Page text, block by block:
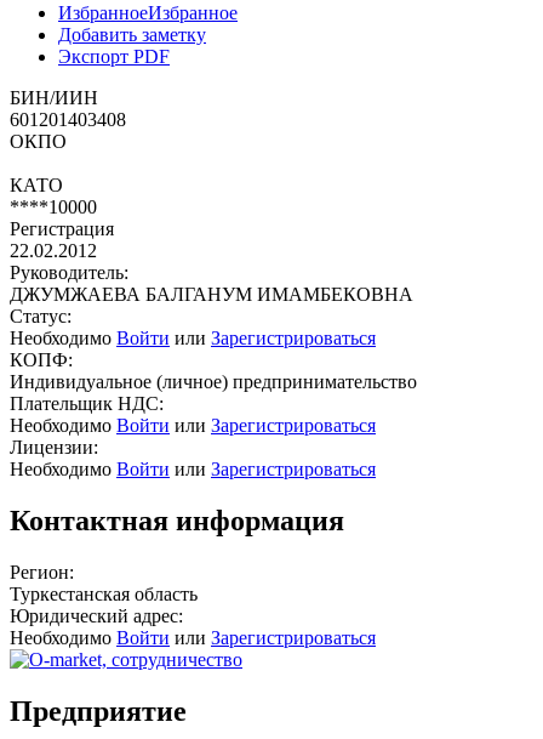
ИзбранноеИзбранное
Добавить заметку
Экспорт PDF
БИН/ИИН
601201403408
ОКПО
КАТО
****10000
Регистрация
22.02.2012
Руководитель:
ДЖУМЖАЕВА БАЛГАНУМ ИМАМБЕКОВНА
Статус:
Необходимо Войти или Зарегистрироваться
КОПФ:
Индивидуальное (личное) предпринимательство
Плательщик НДС:
Необходимо Войти или Зарегистрироваться
Лицензии:
Необходимо Войти или Зарегистрироваться
Контактная информация
Регион:
Туркестанская область
Юридический адрес:
Необходимо Войти или Зарегистрироваться
Предприятие